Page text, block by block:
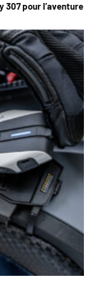
307 pour l’aventure